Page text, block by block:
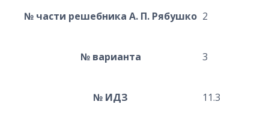
№ части решебника А. П. Рябушко 2
№ варианта 3
№ ИДЗ 11.3